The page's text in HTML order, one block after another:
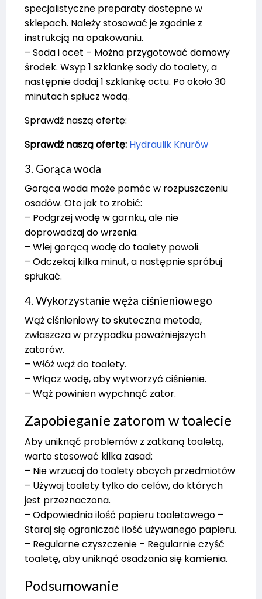
specjalistyczne preparaty dostępne w
sklepach. Należy stosować je zgodnie z
instrukcją na opakowaniu.
– Soda i ocet – Można przygotować domowy
środek. Wsyp 1 szklankę sody do toalety, a
następnie dodaj 1 szklankę octu. Po około 30
minutach spłucz wodą.
Sprawdź naszą ofertę:
Sprawdź naszą ofertę: Hydraulik Knurów
3. Gorąca woda
Gorąca woda może pomóc w rozpuszczeniu
osadów. Oto jak to zrobić:
– Podgrzej wodę w garnku, ale nie
doprowadzaj do wrzenia.
– Wlej gorącą wodę do toalety powoli.
– Odczekaj kilka minut, a następnie spróbuj
spłukać.
4. Wykorzystanie węża ciśnieniowego
Wąż ciśnieniowy to skuteczna metoda,
zwłaszcza w przypadku poważniejszych
zatorów.
– Włóż wąż do toalety.
– Włącz wodę, aby wytworzyć ciśnienie.
– Wąż powinien wypchnąć zator.
Zapobieganie zatorom w toalecie
Aby uniknąć problemów z zatkaną toaletą,
warto stosować kilka zasad:
– Nie wrzucaj do toalety obcych przedmiotów
– Używaj toalety tylko do celów, do których
jest przeznaczona.
– Odpowiednia ilość papieru toaletowego –
Staraj się ograniczać ilość używanego papieru.
– Regularne czyszczenie – Regularnie czyść
toaletę, aby uniknąć osadzania się kamienia.
Podsumowanie